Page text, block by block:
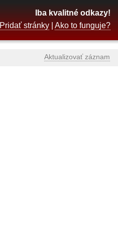
Iba kvalitné odkazy!
Pridať stránky
Ako to funguje?
Aktualizovať záznam